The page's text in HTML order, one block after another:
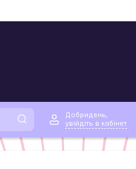
Добридень,
увійдіть в кабінет